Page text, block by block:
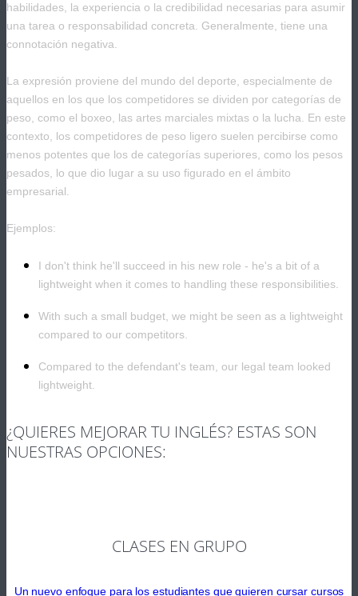
habilidades, la experiencia o la credibilidad necesarias para asumir
una tarea o responsabilidad concreta. Generalmente, tiene una
connotación negativa.
La expresión proviene del mundo del deporte, especialmente de
aquellos en los que los competidores se dividen por categorías de
peso, como el boxeo, las artes marciales mixtas o la lucha. En este
contexto, los competidores de peso ligero suelen percibirse como
menos potentes que los de categorías superiores, como los pesos
pesados, lo que dio lugar a su uso figurado en el ámbito
empresarial.
Ejemplos:
I don't think he'll succeed in his new role - he's a bit of a
lightweight when it comes to handling these responsibilities.
With such a small budget, we might be seen as a lightweight
compared to our competitors.
Compared to the defendant's team, our legal team looked
lightweight.
¿QUIERES MEJORAR TU INGLÉS? ESTAS SON
NUESTRAS OPCIONES:
CLASES EN GRUPO
Un nuevo enfoque para los estudiantes que quieren cursar cursos